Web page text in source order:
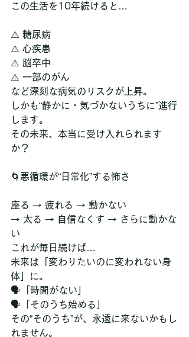
この生活を10年続けると…
⚠️ 糖尿病
⚠️ 心疾患
⚠️ 脳卒中
⚠️ 一部のがん
など深刻な病気のリスクが上昇。
しかも“静かに・気づかないうちに”進行
します。
その未来、本当に受け入れられます
か？
🌀悪循環が“日常化”する怖さ
座る → 疲れる → 動かない
→ 太る → 自信なくす → さらに動かな
い
これが毎日続けば…
未来は「変わりたいのに変われない身
体」に。
🗣️「時間がない」
🗣️「そのうち始める」
その“そのうち”が、永遠に来ないかもし
れません。